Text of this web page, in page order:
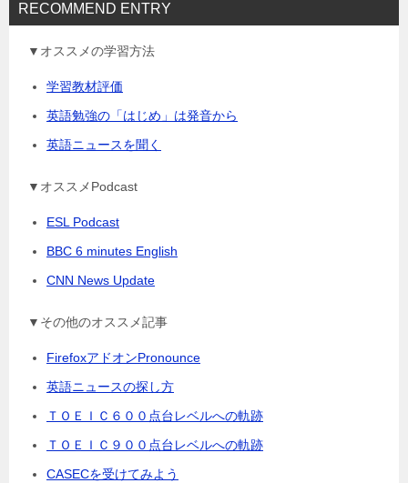
RECOMMEND ENTRY
▼オススメの学習方法
学習教材評価
英語勉強の「はじめ」は発音から
英語ニュースを聞く
▼オススメPodcast
ESL Podcast
BBC 6 minutes English
CNN News Update
▼その他のオススメ記事
FirefoxアドオンPronounce
英語ニュースの探し方
ＴＯＥＩＣ６００点台レベルへの軌跡
ＴＯＥＩＣ９００点台レベルへの軌跡
CASECを受けてみよう